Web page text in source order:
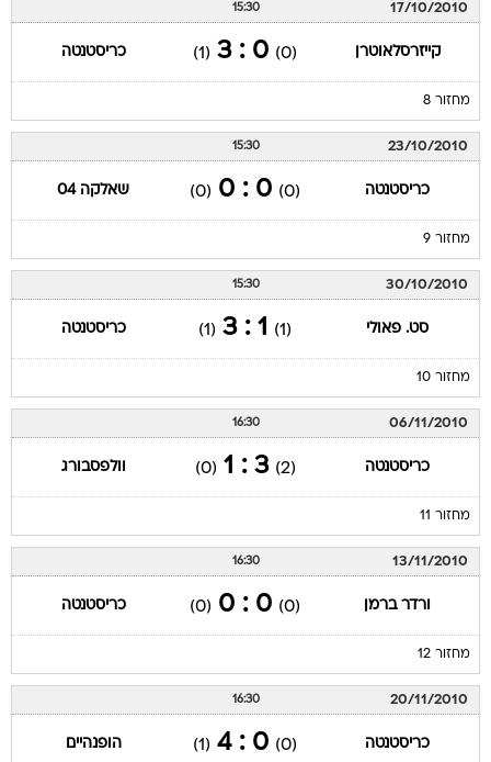
17/10/2010
15:30
קייזרסלאוטרן (0)
0 : 3
(1) כריסטנטה
מחזור 8
23/10/2010
15:30
כריסטנטה (0)
0 : 0
(0) שאלקה 04
מחזור 9
30/10/2010
15:30
סט. פאולי (1)
1 : 3
(1) כריסטנטה
מחזור 10
06/11/2010
16:30
כריסטנטה (2)
3 : 1
(0) וולפסבורג
מחזור 11
13/11/2010
16:30
ורדר ברמן (0)
0 : 0
(0) כריסטנטה
מחזור 12
20/11/2010
16:30
כריסטנטה (0)
0 : 4
(1) הופנהיים